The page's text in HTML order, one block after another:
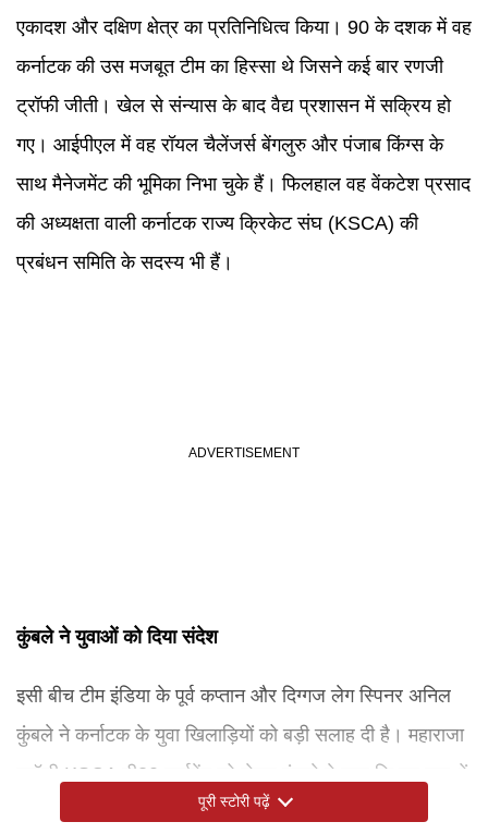
एकादश और दक्षिण क्षेत्र का प्रतिनिधित्व किया। 90 के दशक में वह
कर्नाटक की उस मजबूत टीम का हिस्सा थे जिसने कई बार रणजी
ट्रॉफी जीती। खेल से संन्यास के बाद वैद्य प्रशासन में सक्रिय हो
गए। आईपीएल में वह रॉयल चैलेंजर्स बेंगलुरु और पंजाब किंग्स के
साथ मैनेजमेंट की भूमिका निभा चुके हैं। फिलहाल वह वेंकटेश प्रसाद
की अध्यक्षता वाली कर्नाटक राज्य क्रिकेट संघ (KSCA) की
प्रबंधन समिति के सदस्य भी हैं।
कुंबले ने युवाओं को दिया संदेश
इसी बीच टीम इंडिया के पूर्व कप्तान और दिग्गज लेग स्पिनर अनिल
कुंबले ने कर्नाटक के युवा खिलाड़ियों को बड़ी सलाह दी है। महाराजा
ट्रॉफी KSCA टी20 टूर्नामेंट को लेकर कुंबले ने कहा कि यह युवाओं
के लिए करियर की शानदार शुरुआत का मौका है।कुंबले बोले, "यह
पूरी स्टोरी पढ़ें